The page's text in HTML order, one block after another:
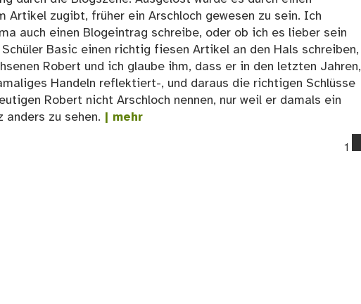
Artikel zugibt, früher ein Arschloch gewesen zu sein. Ich
auch einen Blogeintrag schreibe, oder ob ich es lieber sein
Basic einen richtig fiesen Artikel an den Hals schreiben,
Robert und ich glaube ihm, dass er in den letzten Jahren,
Handeln reflektiert-, und daraus die richtigen Schlüsse
Robert nicht Arschloch nennen, nur weil er damals ein
anders zu sehen. | mehr
1